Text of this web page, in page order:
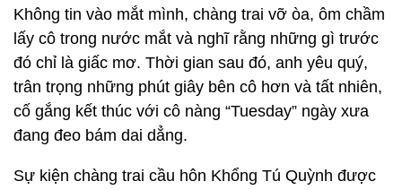
Không tin vào mắt mình, chàng trai vỡ òa, ôm chầm
lấy cô trong nước mắt và nghĩ rằng những gì trước
đó chỉ là giấc mơ. Thời gian sau đó, anh yêu quý,
trân trọng những phút giây bên cô hơn và tất nhiên,
cố gắng kết thúc với cô nàng “Tuesday” ngày xưa
đang đeo bám dai dẳng.
Sự kiện chàng trai cầu hôn Khổng Tú Quỳnh được